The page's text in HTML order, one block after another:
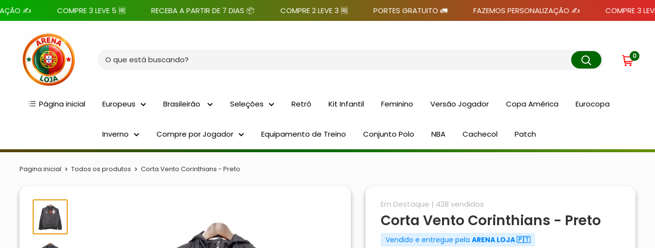
Pular
para
conteúdo
✍️ COMPRE 3 LEVE 5 🆓 RECEBA A PARTIR DE 7 DIAS 📦 COMPRE 2 LEVE 3 🆓 PORTES GRATUITO 🚛 FAZEMOS PERSONALIZAÇÃO ✍️ COMPRE 3 LEVE 5 🆓
Arena
Loja
0
Página inicial Europeus Brasileirão Seleções Retrô Kit Infantil Feminino Versão Jogador Copa América Eurocopa
Inverno Compre por Jogador Equipamento de Treino Conjunto Polo NBA Cachecol Patch
Pagina inicial Todos os produtos Corta Vento Corinthians - Preto
Em Destaque | 428 vendidos
Corta Vento Corinthians - Preto
Vendido e entregue pelaARENA LOJA 🇵🇹